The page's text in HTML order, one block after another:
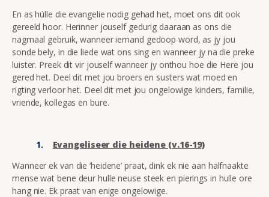
En as húlle die evangelie nodig gehad het, moet ons dit ook
gereeld hoor. Herinner jouself gedurig daaraan as ons die
nagmaal gebruik, wanneer iemand gedoop word, as jy jou
sonde bely, in die liede wat ons sing en wanneer jy na die preke
luister. Preek dit vir jouself wanneer jy onthou hoe die Here jou
gered het. Deel dit met jou broers en susters wat moed en
rigting verloor het. Deel dit met jou ongelowige kinders, familie,
vriende, kollegas en bure.
Evangeliseer die heidene (v.16-19)
Wanneer ek van die ‘heidene’ praat, dink ek nie aan halfnaakte
mense wat bene deur hulle neuse steek en pierings in hulle ore
hang nie. Ek praat van enige ongelowige.